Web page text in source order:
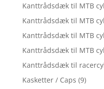
Kanttrådsdæk til MTB
Kanttrådsdæk til MTB
Kanttrådsdæk til MTB
Kanttrådsdæk til MTB
Kanttrådsdæk til
Kasketter / Caps (9)